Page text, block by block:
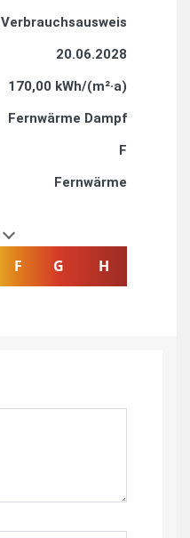
Verbrauchsausweis
20.06.2028
170,00 kWh/(m²·a)
Fernwärme Dampf
F
Fernwärme
F G H